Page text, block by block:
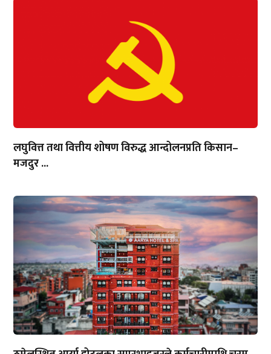
लघुवित्त तथा वित्तीय शोषण विरुद्ध आन्दोलनप्रति किसान–
मजदुर ...